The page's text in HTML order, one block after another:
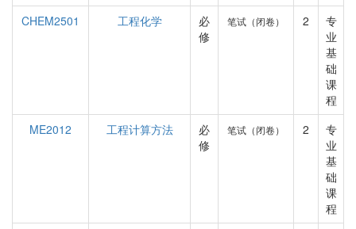
CHEM2501
工程化学
必
修
笔试（闭卷） 2
专
业
基
础
课
程
ME2012
工程计算方法
必
修
笔试（闭卷） 2
专
业
基
础
课
程